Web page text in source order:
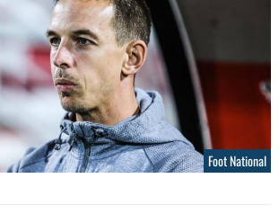
Foot National